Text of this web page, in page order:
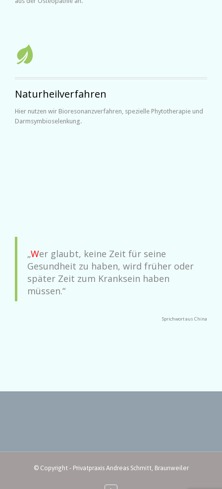

Naturheilverfahren
Hier nutzen wir Bioresonanzverfahren, spezielle Phytotherapie und
Darmsymbioselenkung.
„Wer glaubt, keine Zeit für seine
Gesundheit zu haben, wird früher oder
später Zeit zum Kranksein haben
müssen.“
Sprichwort aus China
© Copyright - Privatpraxis Andreas Schmitt, Braunweiler